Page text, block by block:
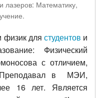
лазеров: Математику,
физик для студентов и
Физический
с отличием,
Преподавал в МЭИ,
16 лет. Является